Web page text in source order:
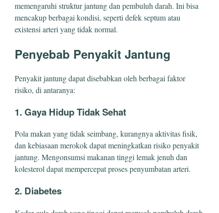
memengaruhi struktur jantung dan pembuluh darah. Ini bisa
mencakup berbagai kondisi, seperti defek septum atau
existensi arteri yang tidak normal.
Penyebab Penyakit Jantung
Penyakit jantung dapat disebabkan oleh berbagai faktor
risiko, di antaranya:
1. Gaya Hidup Tidak Sehat
Pola makan yang tidak seimbang, kurangnya aktivitas fisik,
dan kebiasaan merokok dapat meningkatkan risiko penyakit
jantung. Mengonsumsi makanan tinggi lemak jenuh dan
kolesterol dapat mempercepat proses penyumbatan arteri.
2. Diabetes